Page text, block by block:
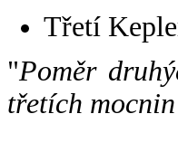
Třetí
"Poměr
třetích